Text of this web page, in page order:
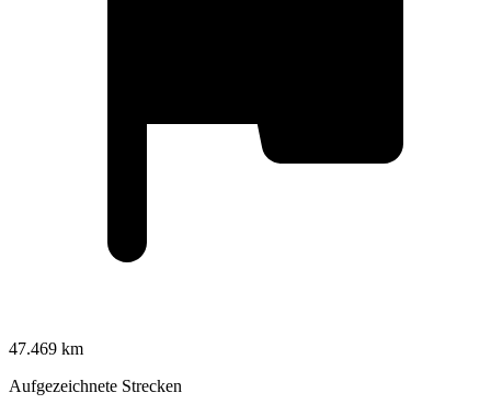
47.469 km
Aufgezeichnete Strecken